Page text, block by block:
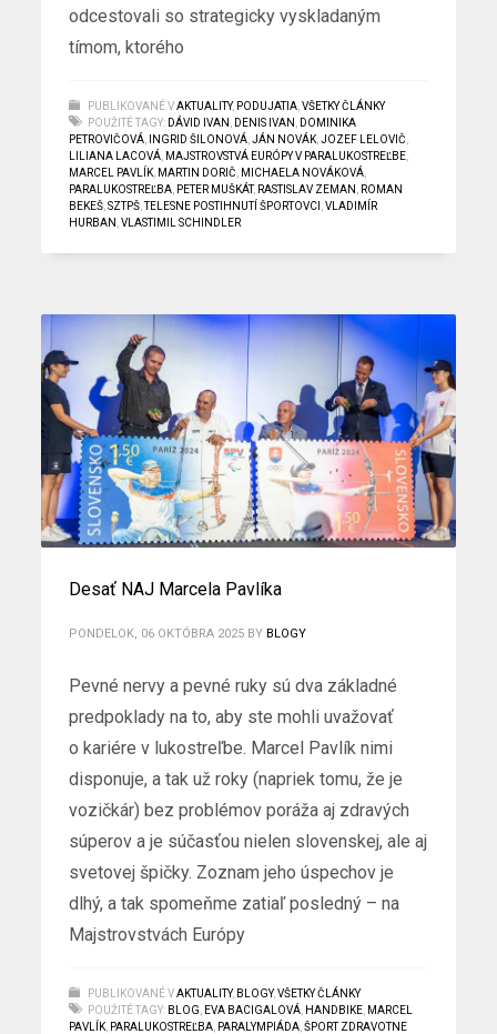
odcestovali so strategicky vyskladaným
tímom, ktorého
PUBLIKOVANÉ V AKTUALITY, PODUJATIA ,VŠETKY ČLÁNKY
POUŽITÉ TAGY: DÁVID IVAN DENIS IVAN
DOMINIKA
PETROVIČOVÁ
INGRID ŠILONOVÁ ,JÁN NOVÁK ,JOZEF LELOVIČ
LILIANA LACOVÁ MAJSTROVSTVÁ EURÓPY V PARALUKOSTREĽBE
MARCEL PAVLÍK MARTIN DORIČ MICHAELA NOVÁKOVÁ
PARALUKOSTREĽBA PETER MUŠKÁT, RASTISLAV ZEMAN
ROMAN
BEKEŠ ,SZTPŠ ,TELESNE POSTIHNUTÍ ŠPORTOVCI ,VLADIMÍR
HURBAN ,VLASTIMIL SCHINDLER
Desať NAJ Marcela Pavlíka
PONDELOK, 06 OKTÓBRA 2025 BY BLOGY
Pevné nervy a pevné ruky sú dva základné
predpoklady na to, aby ste mohli uvažovať
o kariére v lukostreľbe. Marcel Pavlík nimi
disponuje, a tak už roky (napriek tomu, že je
vozičkár) bez problémov poráža aj zdravých
súperov a je súčasťou nielen slovenskej, ale aj
svetovej špičky. Zoznam jeho úspechov je
dlhý, a tak spomeňme zatiaľ posledný – na
Majstrovstvách Európy
PUBLIKOVANÉ V AKTUALITY, BLOGY,VŠETKY ČLÁNKY
POUŽITÉ TAGY: BLOG EVA BACIGALOVÁ HANDBIKE MARCEL
PAVLÍK PARALUKOSTREĽBA PARALYMPIÁDA ,ŠPORT ZDRAVOTNE